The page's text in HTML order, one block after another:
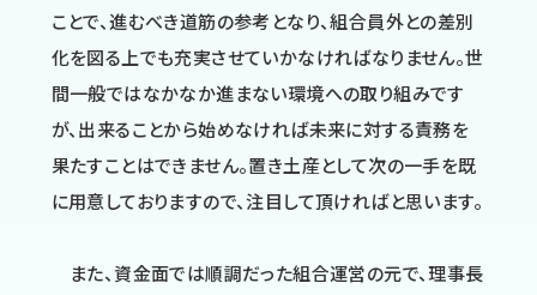
ことで、進むべき道筋の参考となり、組合員外との差別
化を図る上でも充実させていかなければなりません。世
間一般ではなかなか進まない環境への取り組みです
が、出来ることから始めなければ未来に対する責務を
果たすことはできません。置き土産として次の一手を既
に用意しておりますので、注目して頂ければと思います。
また、資金面では順調だった組合運営の元で、理事長